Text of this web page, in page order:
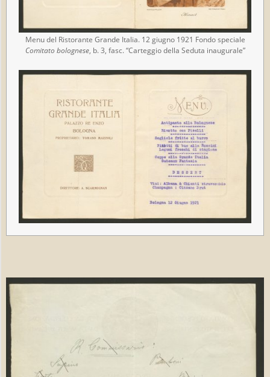
Menu del Ristorante Grande Italia. 12 giugno 1921 Fondo speciale
Comitato bolognese, b. 3, fasc. “Carteggio della Seduta inaugurale”